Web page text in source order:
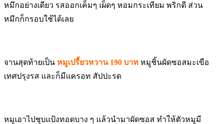
หมึกอย่างเดียว รสออกเค็มๆ เผ็ดๆ หอมกระเทียม พริกดี ส่วน
หมึกก็กรอบใช้ได้เลย
จานสุดท้ายเป็น หมูเปรี้ยวหวาน 190 บาท หมูชิ้นผัดซอสมะเขือ
เทศปรุงรส และก็มีแครอท สัปปะรด
หมูเอาไปชุบแป้งทอดบาง ๆ แล้วนำมาผัดซอส ทำให้ตัวหมูมี